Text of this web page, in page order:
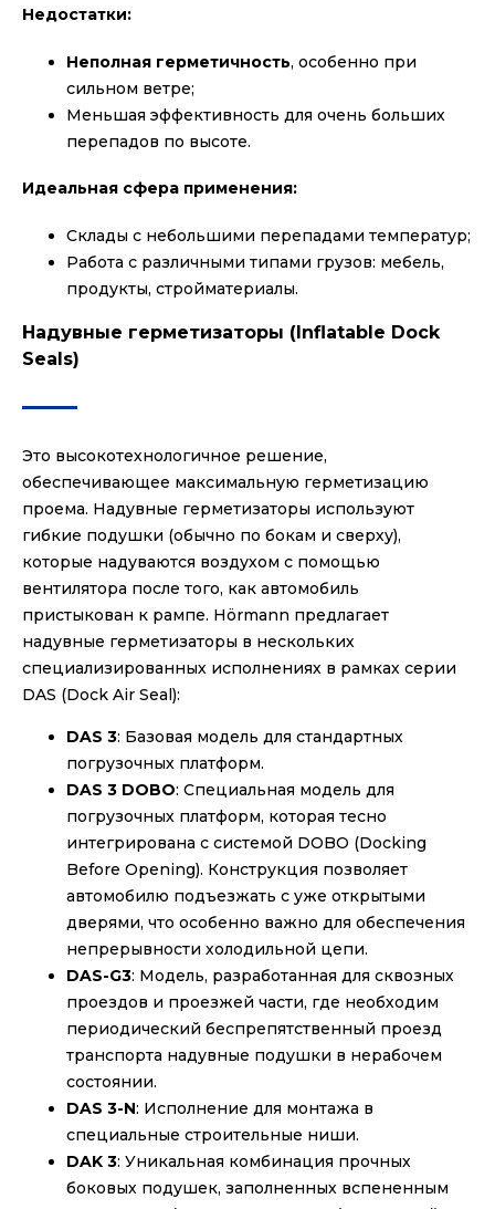
Недостатки:
Неполная герметичность, особенно при
сильном ветре;
Меньшая эффективность для очень больших
перепадов по высоте.
Идеальная сфера применения:
Склады с небольшими перепадами температур;
Работа с различными типами грузов: мебель,
продукты, стройматериалы.
Надувные герметизаторы (Inflatable Dock
Seals)
Это высокотехнологичное решение,
обеспечивающее максимальную герметизацию
проема. Надувные герметизаторы используют
гибкие подушки (обычно по бокам и сверху),
которые надуваются воздухом с помощью
вентилятора после того, как автомобиль
пристыкован к рампе. Hörmann предлагает
надувные герметизаторы в нескольких
специализированных исполнениях в рамках серии
DAS (Dock Air Seal):
DAS 3: Базовая модель для стандартных
погрузочных платформ.
DAS 3 DOBO: Специальная модель для
погрузочных платформ, которая тесно
интегрирована с системой DOBO (Docking
Before Opening). Конструкция позволяет
автомобилю подъезжать с уже открытыми
дверями, что особенно важно для обеспечения
непрерывности холодильной цепи.
DAS-G3: Модель, разработанная для сквозных
проездов и проезжей части, где необходим
периодический беспрепятственный проезд
транспорта надувные подушки в нерабочем
состоянии.
DAS 3-N: Исполнение для монтажа в
специальные строительные ниши.
DAK 3: Уникальная комбинация прочных
боковых подушек, заполненных вспененным